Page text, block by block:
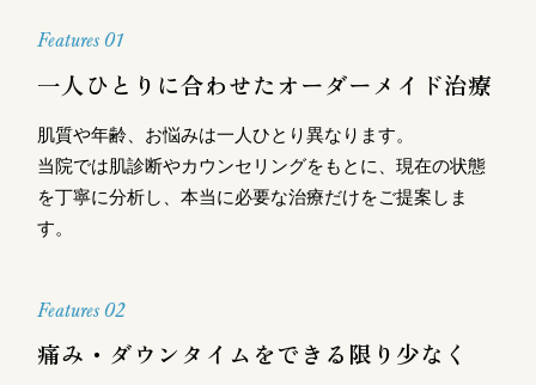
Features 01
一人ひとりに合わせたオーダーメイド治療
肌質や年齢、お悩みは一人ひとり異なります。
当院では肌診断やカウンセリングをもとに、現在の状態
を丁寧に分析し、本当に必要な治療だけをご提案しま
す。
Features 02
痛み・ダウンタイムをできる限り少なく